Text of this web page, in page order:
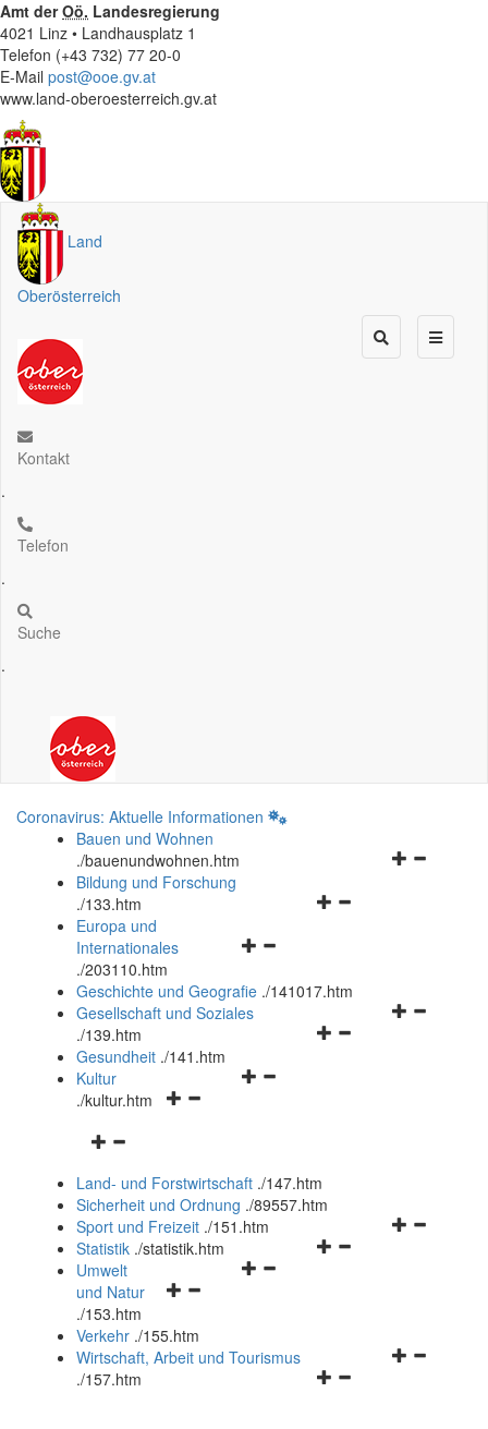
Amt derOö. Landesregierung
4021 Linz • Landhausplatz 1
Telefon (+43 732) 77 20-0
E-Mail post@ooe.gv.at
www.land-oberoesterreich.gv.at
Land
Oberösterreich
Kontakt
.
Telefon
.
Suche
.
Coronavirus: Aktuelle Informationen
Bauen und Wohnen
./bauenundwohnen.htm
Navigationsmenü
Bildung und Forschung
./133.htm
Navigationsmenü
und
schließen
Europa und
Internationales
./203110.htm
Geschichte und Geografie ./141017.htm
Navigationsmenü
Gesellschaft und Soziales
./139.htm
Navigationsmenü
Gesundheit ./141.htm
Navigationsmenü
Kultur
./kultur.htm
Navigationsmenü
und
schließen
Land- und Forstwirtschaft ./147.htm
Sicherheit und Ordnung ./89557.htm
Navigationsmenü
Sport und Freizeit ./151.htm
Navigationsmenü
Statistik ./statistik.htm
Navigationsmenü
und
schließen
Umwelt
und Natur
./153.htm
Verkehr ./155.htm
Navigationsmenü
Wirtschaft, Arbeit und Tourismus
./157.htm